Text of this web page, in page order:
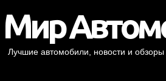
Лучшие автомобили, новости и обзоры